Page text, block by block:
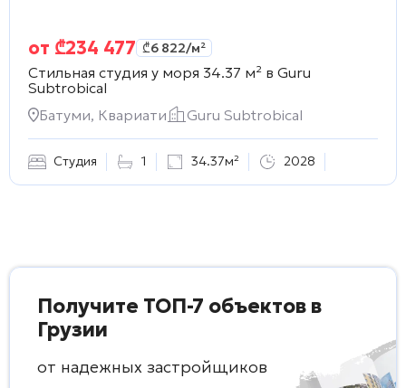
от ₾234 477 ₾6 822/м²
Стильная студия у моря 34.37 м² в Guru
Subtrobical
Батуми, Квариати
Guru Subtrobical
Студия 1 34.37м² 2028
Получите ТОП-7 объектов в
Грузии
от надежных застройщиков